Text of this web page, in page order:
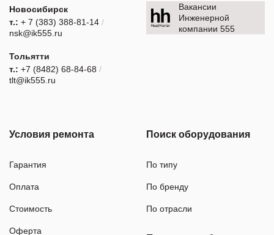
Новосибирск
т.: + 7 (383) 388-81-14 /
nsk@ik555.ru
Тольятти
т.: +7 (8482) 68-84-68 /
tlt@ik555.ru
Вакансии
Инженерной
компании 555
Условия ремонта
Гарантия
Оплата
Стоимость
Оферта
Поиск оборудования
По типу
По бренду
По отрасли